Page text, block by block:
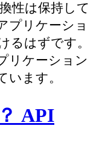
性は保持して
プリケーショ
るはずです。
リケーション
います。
API